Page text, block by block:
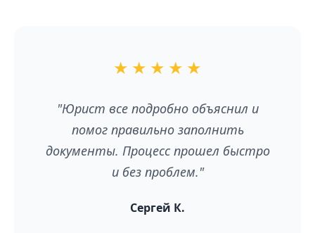
★ ★ ★ ★ ★
"Юрист все подробно объяснил и
помог правильно заполнить
документы. Процесс прошел быстро
и без проблем."
Сергей К.